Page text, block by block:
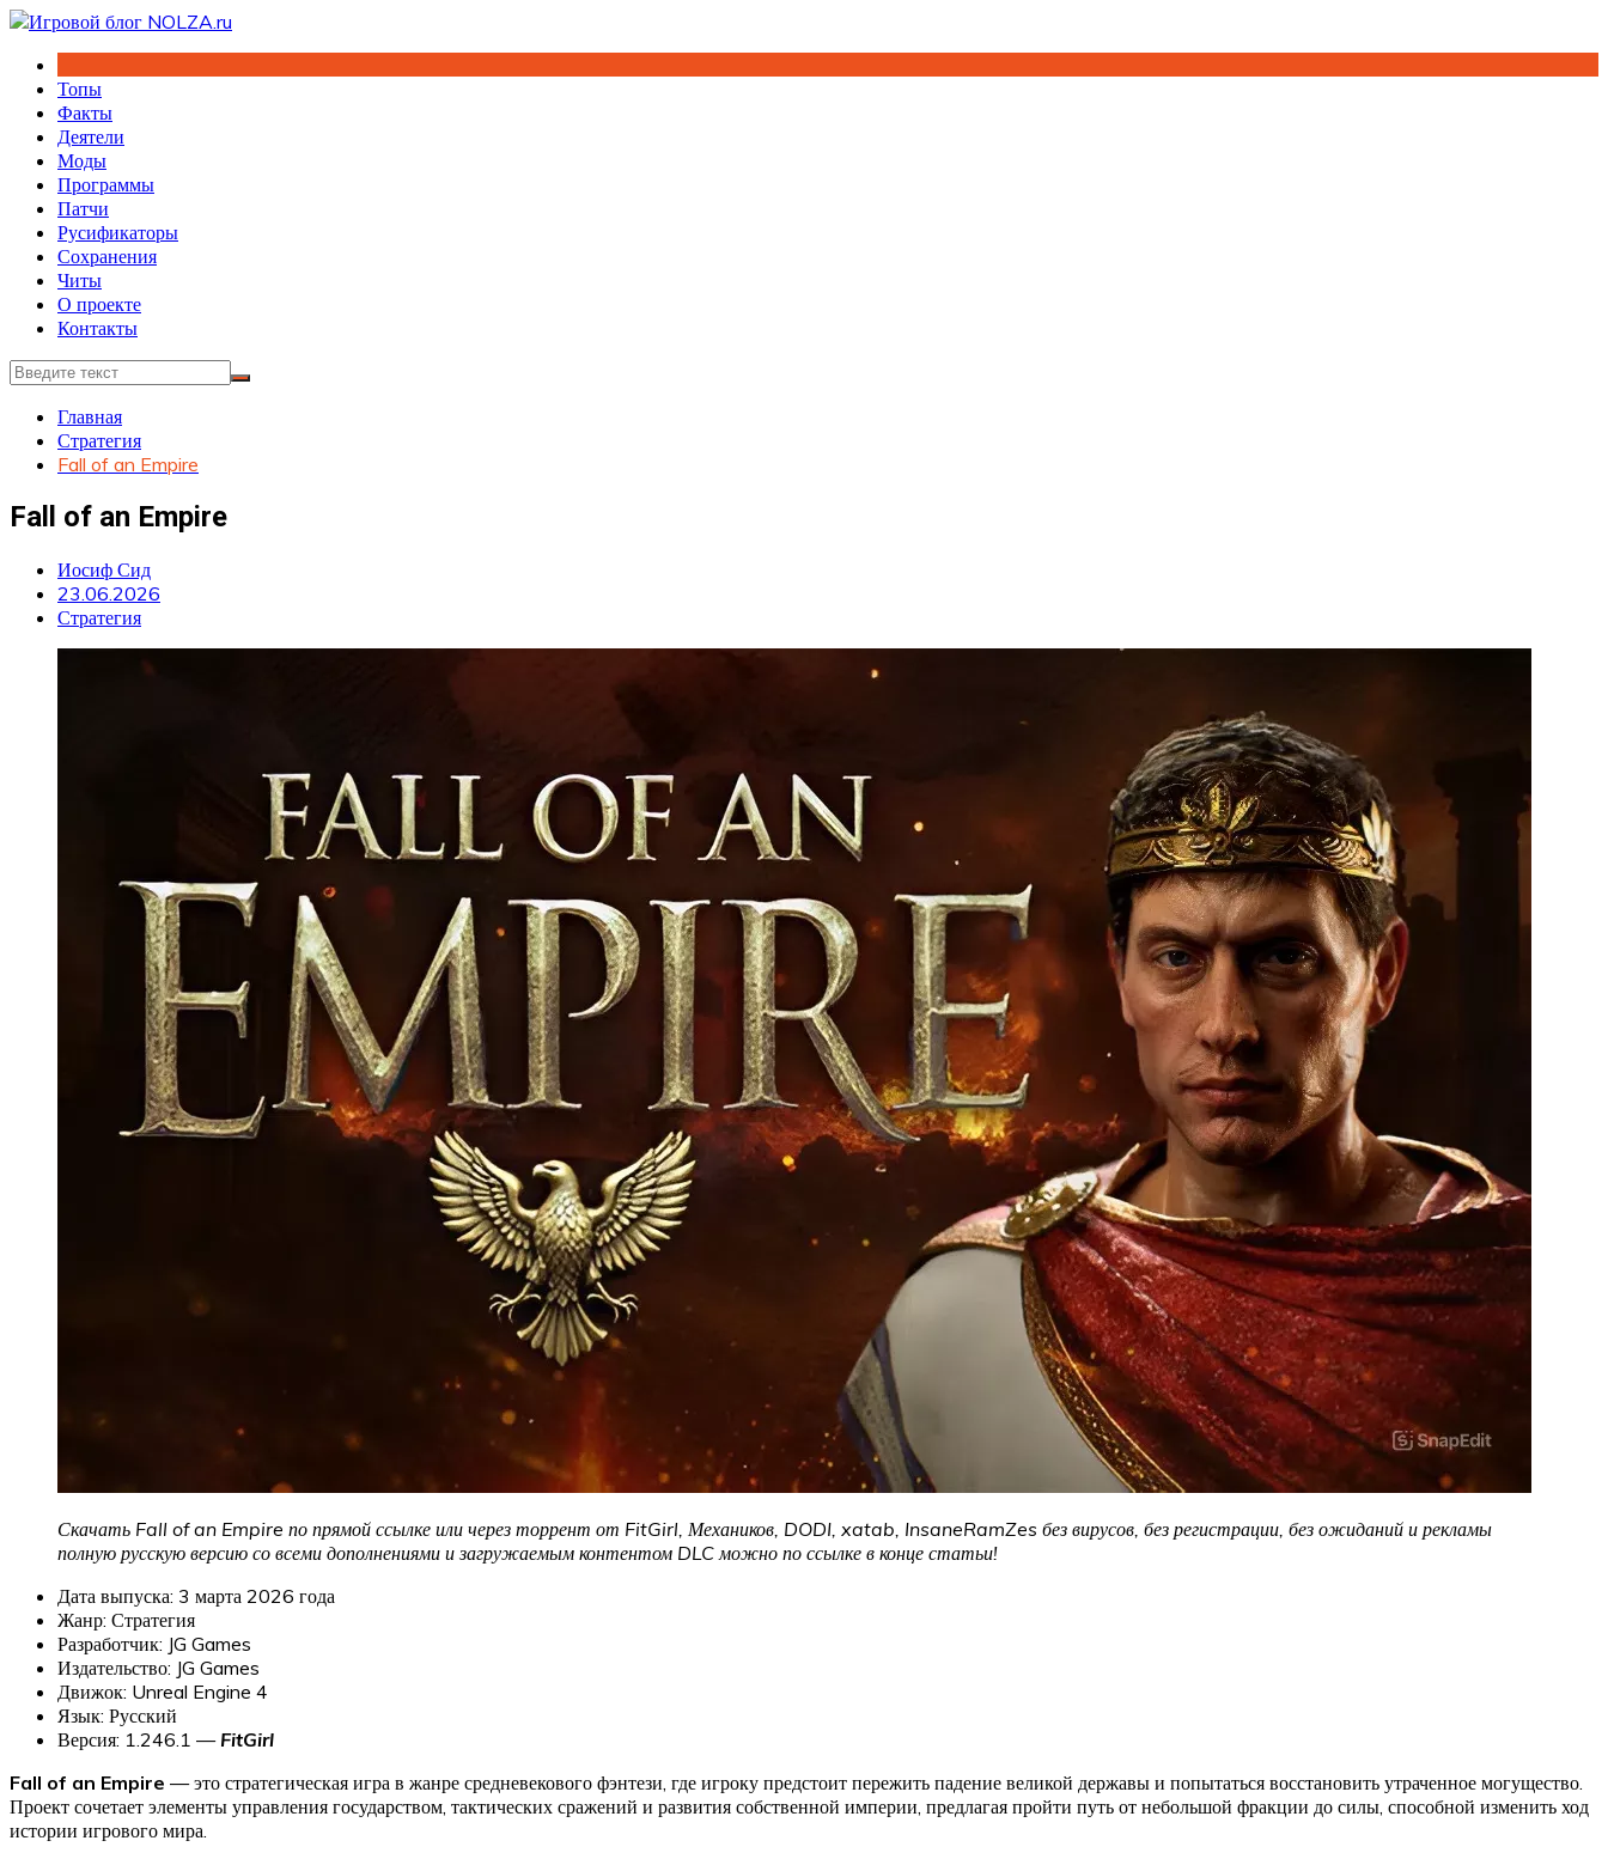
Перейти
содержимому
Топы
Факты
Деятели
Моды
Программы
Патчи
Русификаторы
Сохранения
Читы
О проекте
Контакты
Главная
Стратегия
Fall of an Empire
Fall of an Empire
Иосиф Сид
23.06.2026
Стратегия
Скачать Fall of an Empire по прямой ссылке или через торрент от FitGirl, Механиков, DODI, xatab, InsaneRamZes без вирусов, без регистрации, без ожиданий и рекламы
полную русскую версию со всеми дополнениями и загружаемым контентом DLC можно по ссылке в конце статьи!
Дата выпуска: 3 марта 2026 года
Жанр: Стратегия
Разработчик: JG Games
Издательство: JG Games
Движок: Unreal Engine 4
Язык: Русский
Версия: 1.246.1 — FitGirl
Fall of an Empire — это стратегическая игра в жанре средневекового фэнтези, где игроку предстоит пережить падение великой державы и попытаться восстановить утраченное могущество.
Проект сочетает элементы управления государством, тактических сражений и развития собственной империи, предлагая пройти путь от небольшой фракции до силы, способной изменить ход
истории игрового мира.